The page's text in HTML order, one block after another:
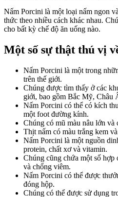
Nấm Porcini là một loại nấm ngon
thức theo nhiều cách khác nhau.
cho bất kỳ chế độ ăn uống nào.
Một số sự thật thú vị
Nấm Porcini là một trong
trên thế giới.
Chúng được tìm thấy ở các
giới, bao gồm Bắc Mỹ, Châu
Nấm Porcini có thể có kích
một foot đường kính.
Chúng có mũ màu nâu lớn và
Thịt nấm có màu trắng kem
Nấm Porcini là một nguồn
protein, chất xơ và vitamin.
Chúng cũng chứa một số hợp
và chống viêm.
Nấm Porcini có thể được
đóng hộp.
Chúng có thể được sử dụng